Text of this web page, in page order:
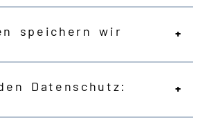
speichern wir
Datenschutz: